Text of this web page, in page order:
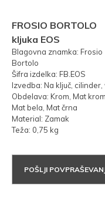
FROSIO BORTOLO
kljuka EOS
Blagovna znamka: Frosio
Bortolo
Šifra izdelka: FB.EOS
Izvedba: Na ključ, cilinder,
Obdelava: Krom, Mat krom,
Mat bela, Mat črna
Material: Zamak
Teža: 0,75 kg
POŠLJI